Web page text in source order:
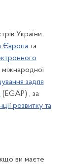
України.
Європата
задля
(EGAP) , за
розвитку та
ви маєте